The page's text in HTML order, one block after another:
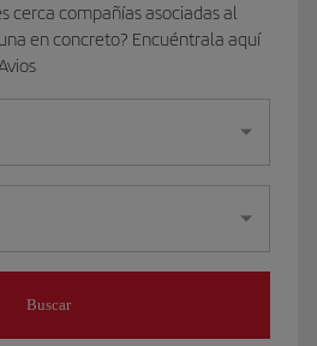
cerca compañías asociadas al
en concreto? Encuéntrala aquí
Buscar